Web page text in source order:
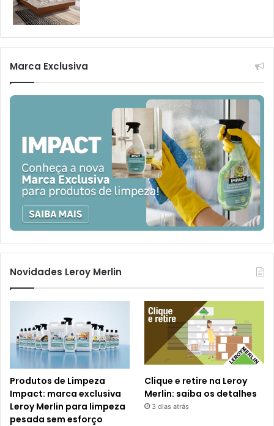
Marca Exclusiva
Novidades Leroy Merlin
Produtos de Limpeza
Impact: marca exclusiva
Leroy Merlin para limpeza
pesada sem esforço
Clique e retire na Leroy
Merlin: saiba os detalhes
3 dias atrás